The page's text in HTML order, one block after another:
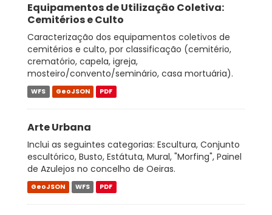
Equipamentos de Utilização Coletiva:
Cemitérios e Culto
Caracterização dos equipamentos coletivos de
cemitérios e culto, por classificação (cemitério,
crematório, capela, igreja,
mosteiro/convento/seminário, casa mortuária).
WFS GeoJSON PDF
Arte Urbana
Inclui as seguintes categorias: Escultura, Conjunto
escultórico, Busto, Estátuta, Mural, "Morfing", Painel
de Azulejos no concelho de Oeiras.
GeoJSON WFS PDF